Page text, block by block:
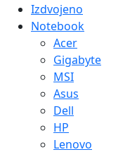
Izdvojeno
Notebook
Acer
Gigabyte
MSI
Asus
Dell
HP
Lenovo